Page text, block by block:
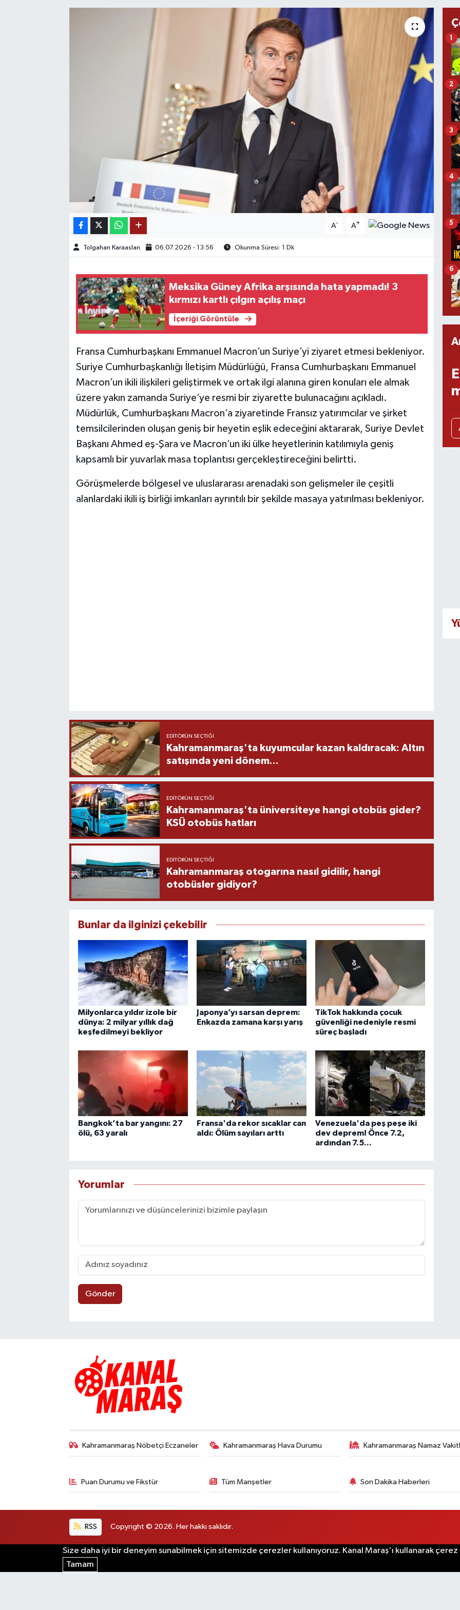
A- A+
Tolgahan Karaaslan 06.07.2026 - 13:56 Okunma Süresi: 1 Dk
Meksika Güney Afrika arşısında hata yapmadı! 3
kırmızı kartlı çılgın açılış maçı
İçeriği Görüntüle
Fransa Cumhurbaşkanı Emmanuel Macron’un Suriye’yi ziyaret etmesi bekleniyor.
Suriye Cumhurbaşkanlığı İletişim Müdürlüğü, Fransa Cumhurbaşkanı Emmanuel
Macron’un ikili ilişkileri geliştirmek ve ortak ilgi alanına giren konuları ele almak
üzere yakın zamanda Suriye’ye resmi bir ziyarette bulunacağını açıkladı.
Müdürlük, Cumhurbaşkanı Macron’a ziyaretinde Fransız yatırımcılar ve şirket
temsilcilerinden oluşan geniş bir heyetin eşlik edeceğini aktararak, Suriye Devlet
Başkanı Ahmed eş-Şara ve Macron’un iki ülke heyetlerinin katılımıyla geniş
kapsamlı bir yuvarlak masa toplantısı gerçekleştireceğini belirtti.
Görüşmelerde bölgesel ve uluslararası arenadaki son gelişmeler ile çeşitli
alanlardaki ikili iş birliği imkanları ayrıntılı bir şekilde masaya yatırılması bekleniyor.
EDITÖRÜN SEÇTIĞI
Kahramanmaraş'ta kuyumcular kazan kaldıracak: Altın
satışında yeni dönem...
EDITÖRÜN SEÇTIĞI
Kahramanmaraş'ta üniversiteye hangi otobüs gider?
KSÜ otobüs hatları
EDITÖRÜN SEÇTIĞI
Kahramanmaraş otogarına nasıl gidilir, hangi
otobüsler gidiyor?
Bunlar da ilginizi çekebilir
Milyonlarca yıldır izole bir
dünya: 2 milyar yıllık dağ
keşfedilmeyi bekliyor
Japonya’yı sarsan deprem:
Enkazda zamana karşı yarış
TikTok hakkında çocuk
güvenliği nedeniyle resmi
süreç başladı
Bangkok’ta bar yangını: 27
ölü, 63 yaralı
Fransa'da rekor sıcaklar can
aldı: Ölüm sayıları arttı
Venezuela'da peş peşe iki
dev deprem! Önce 7.2,
ardından 7.5...
Yorumlar
Gönder
1
2
3
4
5
6
Kahramanmaraş Nöbetçi Eczaneler Kahramanmaraş Hava Durumu Kahramanmaraş Namaz
Puan Durumu ve Fikstür Tüm Manşetler Son Dakika Haberleri
RSS Copyright © 2026. Her hakkı saklıdır.
Size daha iyi bir deneyim sunabilmek için sitemizde çerezler kullanıyoruz. Kanal Maraş'ı kullanarak çerez
Tamam
KÜLTÜR SANAT